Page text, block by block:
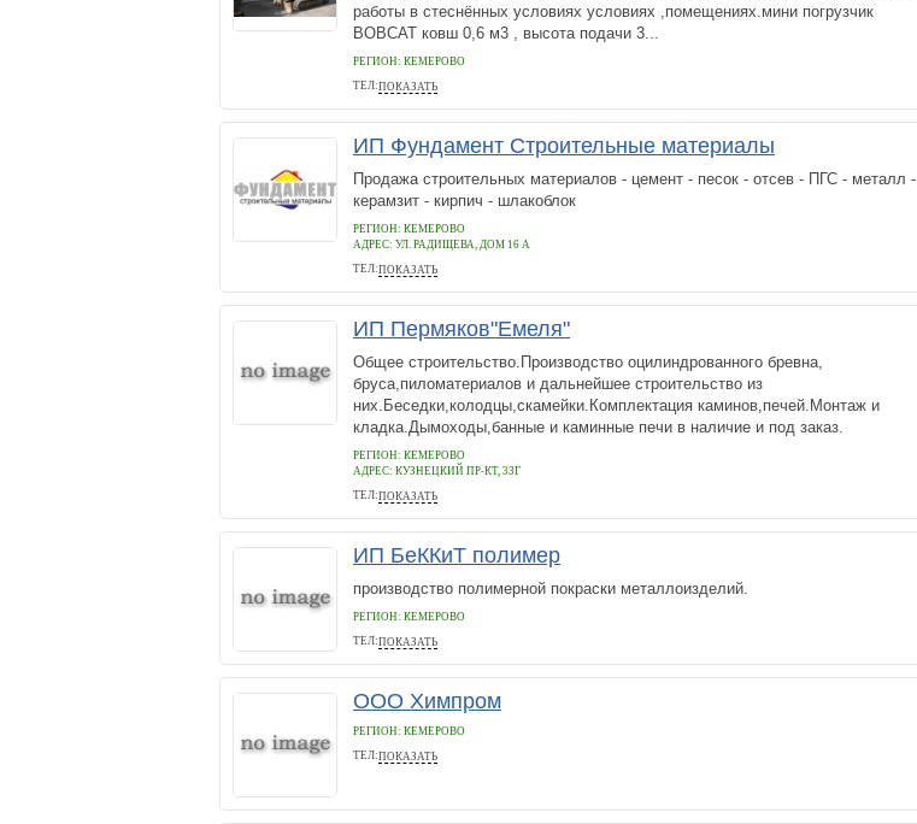
работы в стеснённых условиях условиях ,помещениях.мини погрузчик
BOBCAT ковш 0,6 м3 , высота подачи 3...
РЕГИОН: КЕМЕРОВО
ТЕЛ:ПОКАЗАТЬ
8-950-263-38-38
ИП Фундамент Строительные материалы
Продажа строительных материалов - цемент - песок - отсев - ПГС - металл -
керамзит - кирпич - шлакоблок
РЕГИОН: КЕМЕРОВО
АДРЕС: УЛ. РАДИЩЕВА, ДОМ 16 А
ТЕЛ:ПОКАЗАТЬ
89505883475
ИП Пермяков"Емеля"
Общее строительство.Производство оцилиндрованного бревна,
бруса,пиломатериалов и дальнейшее строительство из
них.Беседки,колодцы,скамейки.Комплектация каминов,печей.Монтаж и
кладка.Дымоходы,банные и каминные печи в наличие и под заказ.
РЕГИОН: КЕМЕРОВО
АДРЕС: КУЗНЕЦКИЙ ПР-КТ, 33Г
ТЕЛ:ПОКАЗАТЬ
36 64 36
ИП БеККиТ полимер
производство полимерной покраски металлоизделий.
РЕГИОН: КЕМЕРОВО
ТЕЛ:ПОКАЗАТЬ
89132849077
ООО Химпром
РЕГИОН: КЕМЕРОВО
ТЕЛ:ПОКАЗАТЬ
89606899033